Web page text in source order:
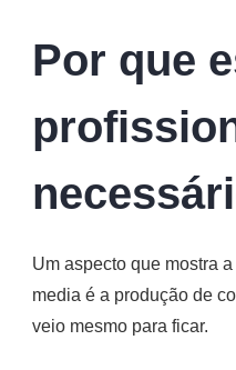
Por que
Um aspecto que mostra
media é a produção de
veio mesmo para ficar.